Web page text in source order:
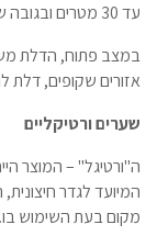
עד 30 מטרים ובגובה של עד 10 מטרים.
במצב פתוח, הדלת
אזורים שקופים, דלת
שערים ורטיקליים
ה"ורטיגל" – המוצר
המיועד לגדר
מקום בעת השימוש בו.